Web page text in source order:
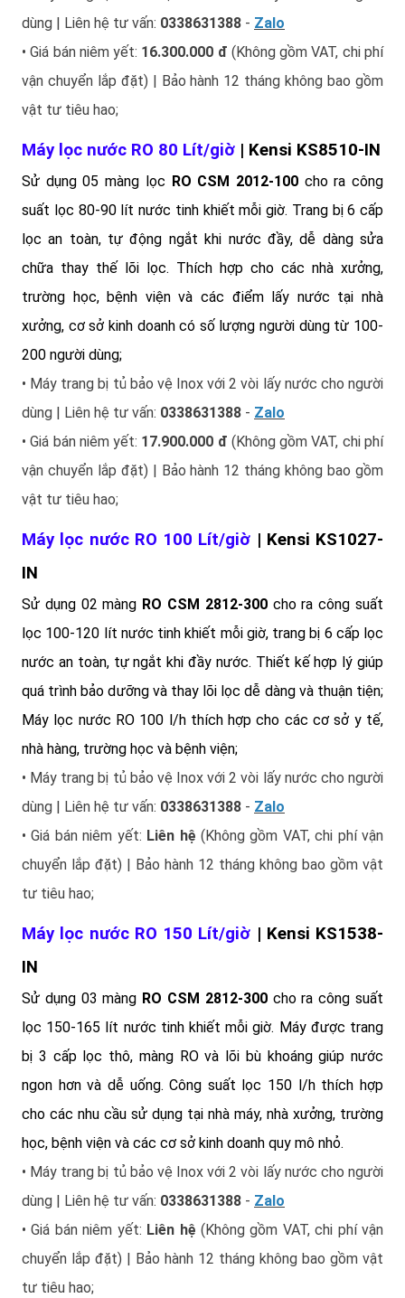
dùng | Liên hệ tư vấn: 0338631388 - Zalo
• Giá bán niêm yết: 16.300.000 đ (Không gồm VAT, chi phí
vận chuyển lắp đặt) | Bảo hành 12 tháng không bao gồm
vật tư tiêu hao;
Máy lọc nước RO 80 Lít/giờ | Kensi KS8510-IN
Sử dụng 05 màng lọc RO CSM 2012-100cho ra công
suất lọc 80-90 lít nước tinh khiết mỗi giờ. Trang bị 6 cấp
lọc an toàn, tự động ngắt khi nước đầy, dễ dàng sửa
chữa thay thế lõi lọc. Thích hợp cho các nhà xưởng,
trường học, bệnh viện và các điểm lấy nước tại nhà
xưởng, cơ sở kinh doanh có số lượng người dùng từ 100-
200 người dùng;
• Máy trang bị tủ bảo vệ Inox với 2 vòi lấy nước cho người
dùng | Liên hệ tư vấn: 0338631388 - Zalo
• Giá bán niêm yết: 17.900.000 đ (Không gồm VAT, chi phí
vận chuyển lắp đặt) | Bảo hành 12 tháng không bao gồm
vật tư tiêu hao;
Máy lọc nước RO 100 Lít/giờ | Kensi KS1027-
IN
Sử dụng 02 màng RO CSM 2812-300cho ra công suất
lọc 100-120 lít nước tinh khiết mỗi giờ, trang bị 6 cấp lọc
nước an toàn, tự ngắt khi đầy nước. Thiết kế hợp lý giúp
quá trình bảo dưỡng và thay lõi lọc dễ dàng và thuận tiện;
Máy lọc nước RO 100 l/h thích hợp cho các cơ sở y tế,
nhà hàng, trường học và bệnh viện;
• Máy trang bị tủ bảo vệ Inox với 2 vòi lấy nước cho người
dùng | Liên hệ tư vấn: 0338631388 - Zalo
• Giá bán niêm yết: Liên hệ (Không gồm VAT, chi phí vận
chuyển lắp đặt) | Bảo hành 12 tháng không bao gồm vật
tư tiêu hao;
Máy lọc nước RO 150 Lít/giờ | Kensi KS1538-
IN
Sử dụng 03 màng RO CSM 2812-300cho ra công suất
lọc 150-165 lít nước tinh khiết mỗi giờ. Máy được trang
bị 3 cấp lọc thô, màng RO và lõi bù khoáng giúp nước
ngon hơn và dễ uống. Công suất lọc 150 l/h thích hợp
cho các nhu cầu sử dụng tại nhà máy, nhà xưởng, trường
học, bệnh viện và các cơ sở kinh doanh quy mô nhỏ.
• Máy trang bị tủ bảo vệ Inox với 2 vòi lấy nước cho người
dùng | Liên hệ tư vấn: 0338631388 - Zalo
• Giá bán niêm yết: Liên hệ (Không gồm VAT, chi phí vận
chuyển lắp đặt) | Bảo hành 12 tháng không bao gồm vật
tư tiêu hao;